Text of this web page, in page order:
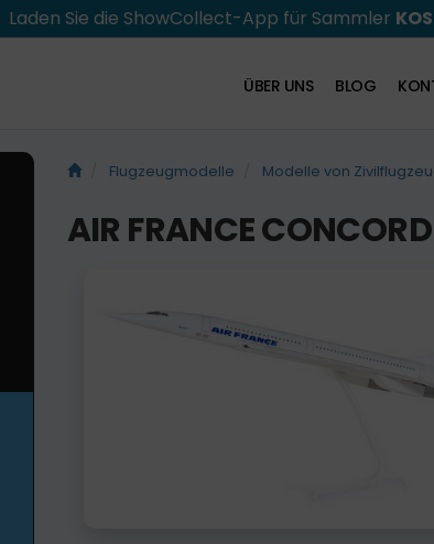
Laden Sie die ShowCollect-App für Sammler
ÜBER UNS BLOG
Flugzeugmodelle Modelle von
AIR FRANCE